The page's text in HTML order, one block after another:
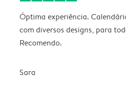
Óptima experiência.
com diversos designs, para
Recomendo.
Sara